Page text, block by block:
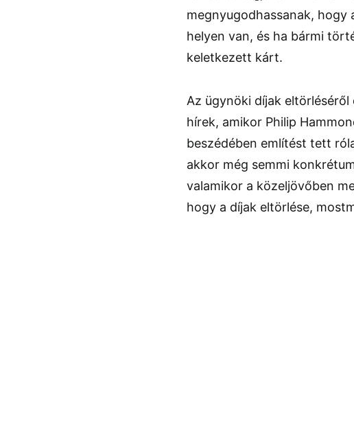
megnyugodhassanak,
helyen van, és ha bármi
keletkezett kárt.
Az ügynöki díjak
hírek, amikor Philip
beszédében említést tett
akkor még semmi
valamikor a közeljövőben
hogy a díjak eltörlése,